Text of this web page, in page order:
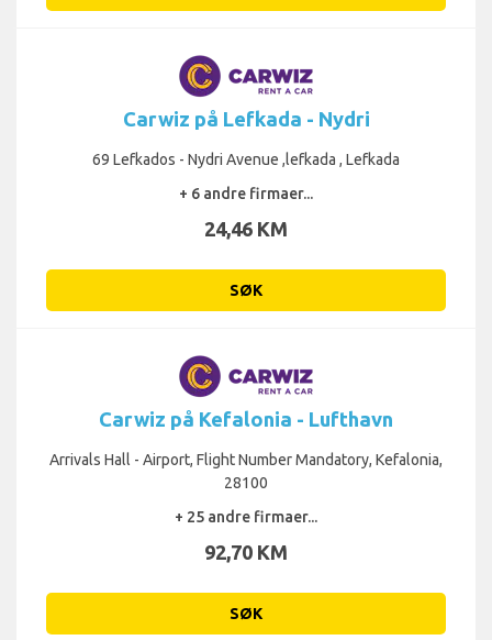
Carwiz på Lefkada - Nydri
69 Lefkados - Nydri Avenue ,lefkada , Lefkada
+ 6 andre firmaer...
24,46 KM
SØK
Carwiz på Kefalonia - Lufthavn
Arrivals Hall - Airport, Flight Number Mandatory, Kefalonia,
28100
+ 25 andre firmaer...
92,70 KM
SØK